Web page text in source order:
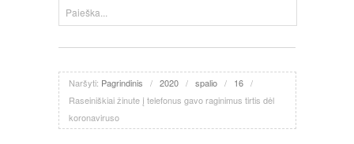
Naršyti: Pagrindinis / 2020 / spalio / 16 /
Raseiniškiai žinute į telefonus gavo raginimus tirtis dėl
koronaviruso